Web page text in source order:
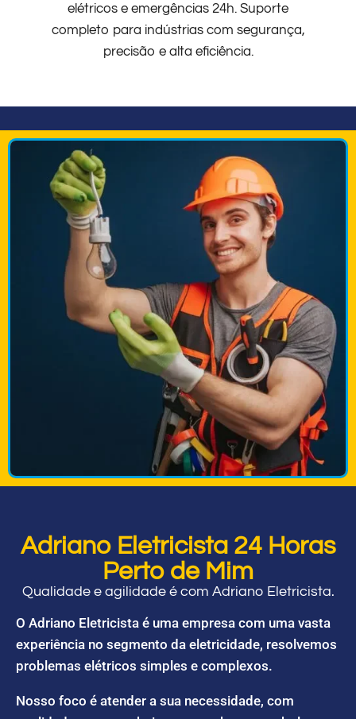
elétricos e emergências 24h. Suporte
completo para indústrias com segurança,
precisão e alta eficiência.
Adriano Eletricista 24 Horas
Perto de Mim
Qualidade e agilidade é com Adriano Eletricista.
O Adriano Eletricista é uma empresa com uma vasta
experiência no segmento da eletricidade, resolvemos
problemas elétricos simples e complexos.
Nosso foco é atender a sua necessidade, com